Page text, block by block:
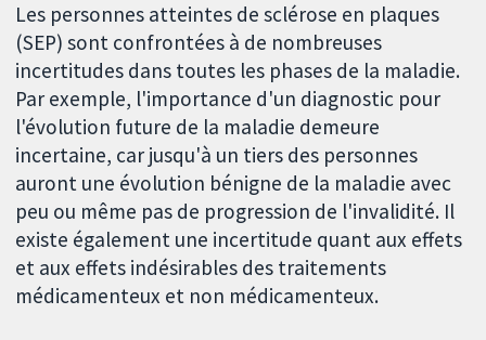
Les personnes atteintes de sclérose en plaques
(SEP) sont confrontées à de nombreuses
incertitudes dans toutes les phases de la maladie.
Par exemple, l'importance d'un diagnostic pour
l'évolution future de la maladie demeure
incertaine, car jusqu'à un tiers des personnes
auront une évolution bénigne de la maladie avec
peu ou même pas de progression de l'invalidité. Il
existe également une incertitude quant aux effets
et aux effets indésirables des traitements
médicamenteux et non médicamenteux.